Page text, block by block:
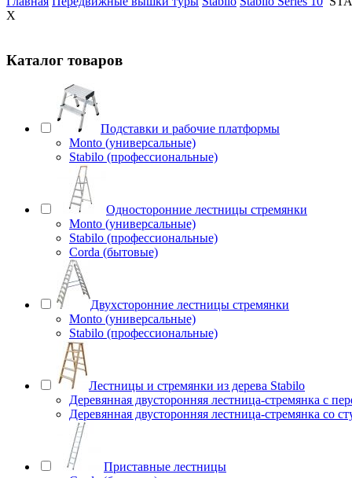
X
Каталог товаров
Подставки и рабочие платформы
Monto (универсальные)
Stabilo (профессиональные)
Односторонние лестницы стремянки
Monto (универсальные)
Stabilo (профессиональные)
Corda (бытовые)
Двухсторонние лестницы стремянки
Monto (универсальные)
Stabilo (профессиональные)
Лестницы и стремянки из дерева Stabilo
Деревянная двусторонняя лестница-стремянка с
Деревянная двусторонняя лестница-стремянка со
Приставные лестницы